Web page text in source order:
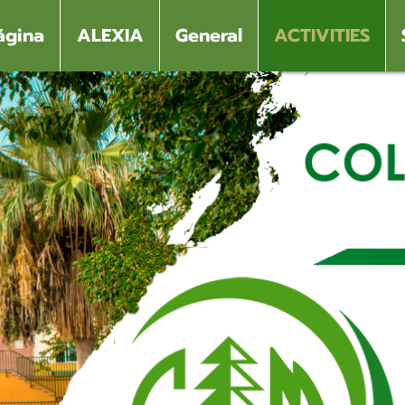
ALEXIA General ACTIVITIES